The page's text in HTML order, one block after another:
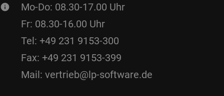
Mo-Do: 08.30-17.00 Uhr
Fr: 08.30-16.00 Uhr
Tel: +49 231 9153-300
Fax: +49 231 9153-399
Mail: vertrieb@lp-software.de